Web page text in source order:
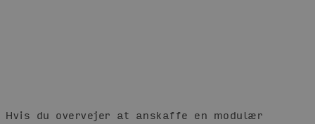
Hvis du overvejer at anskaffe en modulær